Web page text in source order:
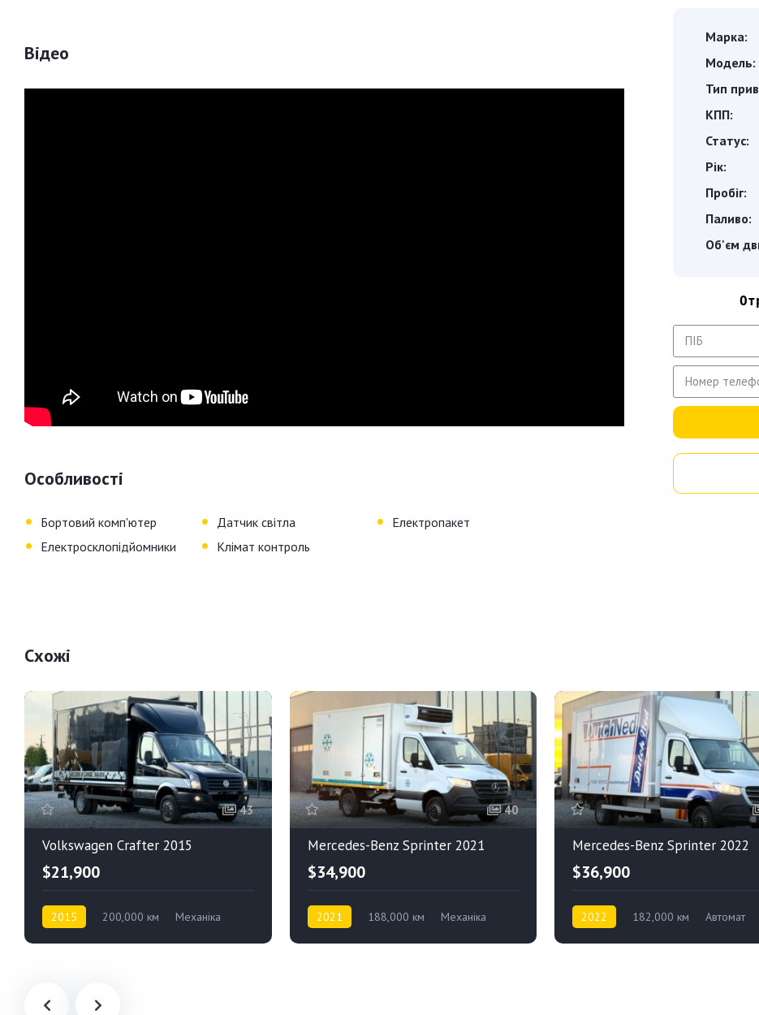
Відео
Особливості
• Бортовий комп'ютер • Датчик світла • Електропакет
• Електросклопiдйомники • Клiмат контроль
Марка:
Модель:
Тип
КПП:
Статус:
Рік:
Пробіг:
Паливо:
Об'єм
Схожі
43
Volkswagen Crafter 2015
$21,900
2015 200,000 км
Механіка
40
Mercedes-Benz Sprinter 2021
$34,900
2021 188,000 км
Механіка
Mercedes-Benz Sprinter 2022
$36,900
2022 182,000 км
Автомат